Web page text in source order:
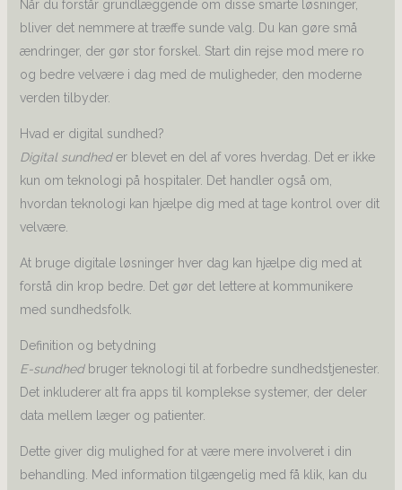
Når du forstår grundlæggende om disse smarte løsninger,
bliver det nemmere at træffe sunde valg. Du kan gøre små
ændringer, der gør stor forskel. Start din rejse mod mere ro
og bedre velvære i dag med de muligheder, den moderne
verden tilbyder.
Hvad er digital sundhed?
Digital sundheder blevet en del af vores hverdag. Det er ikke
kun om teknologi på hospitaler. Det handler også om,
hvordan teknologi kan hjælpe dig med at tage kontrol over dit
velvære.
At bruge digitale løsninger hver dag kan hjælpe dig med at
forstå din krop bedre. Det gør det lettere at kommunikere
med sundhedsfolk.
Definition og betydning
E-sundhedbruger teknologi til at forbedre sundhedstjenester.
Det inkluderer alt fra apps til komplekse systemer, der deler
data mellem læger og patienter.
Dette giver dig mulighed for at være mere involveret i din
behandling. Med information tilgængelig med få klik, kan du